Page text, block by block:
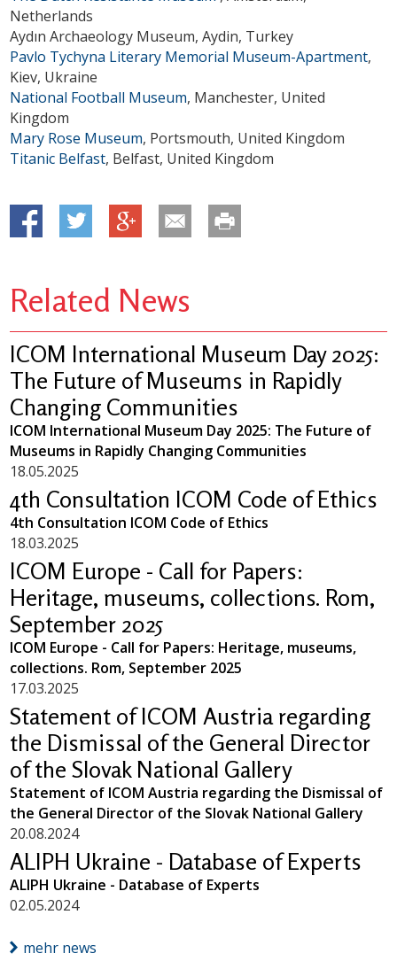
Netherlands
Aydın Archaeology Museum, Aydin, Turkey
Pavlo Tychyna Literary Memorial Museum-Apartment,
Kiev, Ukraine
National Football Museum, Manchester, United
Kingdom
Mary Rose Museum, Portsmouth, United Kingdom
Titanic Belfast, Belfast, United Kingdom
Related News
ICOM International Museum Day 2025:
The Future of Museums in Rapidly
Changing Communities
ICOM International Museum Day 2025: The Future of
Museums in Rapidly Changing Communities
18.05.2025
4th Consultation ICOM Code of Ethics
4th Consultation ICOM Code of Ethics
18.03.2025
ICOM Europe - Call for Papers:
Heritage, museums, collections. Rom,
September 2025
ICOM Europe - Call for Papers: Heritage, museums,
collections. Rom, September 2025
17.03.2025
Statement of ICOM Austria regarding
the Dismissal of the General Director
of the Slovak National Gallery
Statement of ICOM Austria regarding the Dismissal of
the General Director of the Slovak National Gallery
20.08.2024
ALIPH Ukraine - Database of Experts
ALIPH Ukraine - Database of Experts
02.05.2024
mehr news